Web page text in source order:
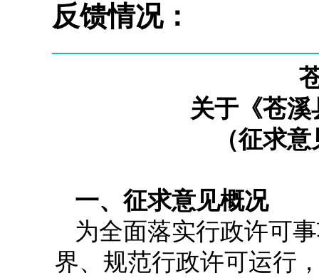
反馈情况：
关于《苍溪
（征求
一、征求意见概况
为全面落实行政许可
界、规范行政许可运行